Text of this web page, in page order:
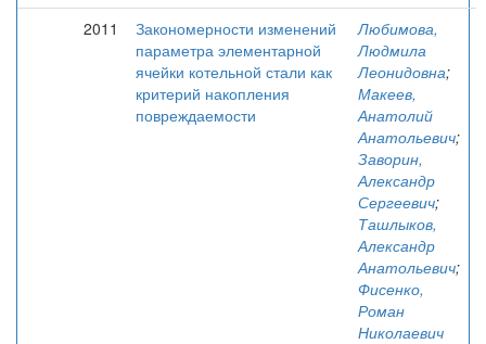
2011
Закономерности изменений
параметра элементарной
ячейки котельной стали как
критерий накопления
повреждаемости
Любимова,
Людмила
Леонидовна;
Макеев,
Анатолий
Анатольевич;
Заворин,
Александр
Сергеевич;
Ташлыков,
Александр
Анатольевич;
Фисенко,
Роман
Николаевич